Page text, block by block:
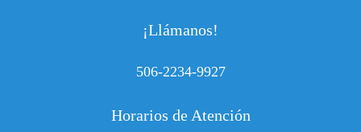
¡Llámanos!
506-2234-9927
Horarios de Atención